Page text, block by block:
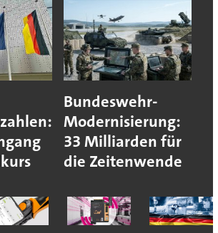
Bundeswehr-
Modernisierung:
33 Milliarden für
die Zeitenwende